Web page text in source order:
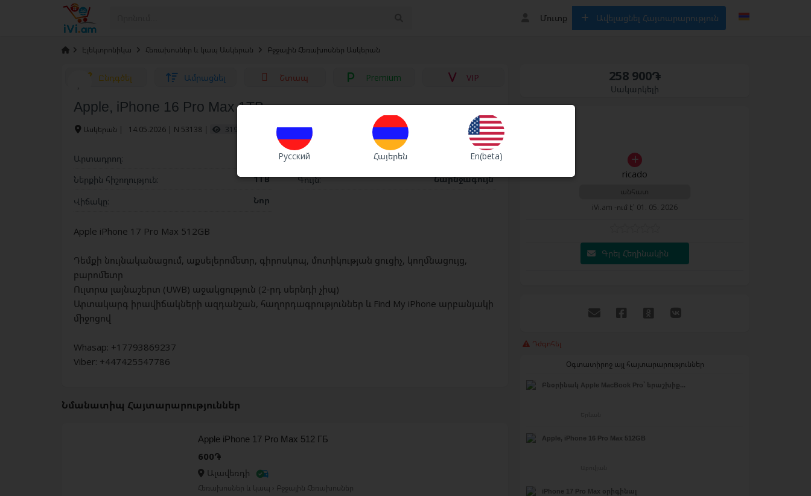
Русский Հայերեն En(beta)
Մուտք Ավելացնել Հայտարարություն
Էլեկտրոնիկա Հեռախոսներ և կապ Ասկերան Բջջային Հեռախոսներ Ասկերան
Ընդգծել Ամրացնել Շտապ Premium VIP
Apple, iPhone 16 Pro Max 1TB
Ասկերան | 14.05.2026 | N 53138 | 319 / այսօր 2
Արտադրող: Մոդել:
iPhone 16 Pro Max
Ներքին հիշողություն:
1TB Գույն:
Նարնջագույն
Վիճակը:
Նոր
Apple iPhone 17 Pro Max 512GB
Դեմքի նույնականացում, աքսելերոմետր, գիրոսկոպ, մոտիկության ցուցիչ, կողմնացույց,
բարոմետր
Ուլտրա լայնաշերտ (UWB) աջակցություն (2-րդ սերնդի չիպ)
Արտակարգ իրավիճակների ազդանշան, հաղորդագրություններ և Find My iPhone արբանյակի
միջոցով
Whasap: +17793869237
Viber: +447425547786
Նմանատիպ Հայտարարություններ
Apple iPhone 17 Pro Max 512 ГБ
600֏
Ալավեռդի
Հեռախոսներ և կապ › Բջջային Հեռախոսներ
258 900֏
Սակարկելի
ricado
անհատ
iVi.am -ում է՝ 01. 05. 2026
Գրել Հեղինակին
Դժգոհել
Օգտատիրոջ այլ հայտարարություններ
Բնօրինակ Apple MacBook Pro՝ երաշխիք...
Apple, iPhone 16 Pro Max 512GB
iPhone 17 Pro Max օրիգինալ